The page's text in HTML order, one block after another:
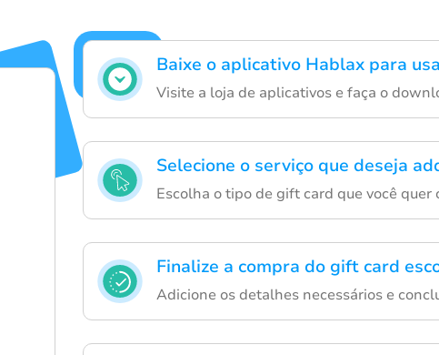
Baixe o aplicativo Hablax para
Visite a loja de aplicativos e faça o
Selecione o serviço que deseja
Escolha o tipo de gift card que você quer
Finalize a compra do gift card
Adicione os detalhes necessários e